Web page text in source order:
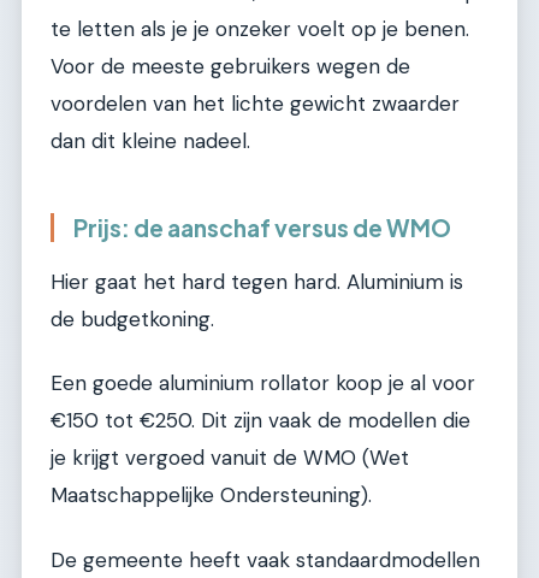
te letten als je je onzeker voelt op je benen.
Voor de meeste gebruikers wegen de
voordelen van het lichte gewicht zwaarder
dan dit kleine nadeel.
Prijs: de aanschaf versus de WMO
Hier gaat het hard tegen hard. Aluminium is
de budgetkoning.
Een goede aluminium rollator koop je al voor
€150 tot €250. Dit zijn vaak de modellen die
je krijgt vergoed vanuit de WMO (Wet
Maatschappelijke Ondersteuning).
De gemeente heeft vaak standaardmodellen